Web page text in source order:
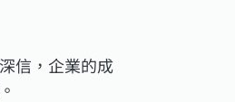
信，企業的成